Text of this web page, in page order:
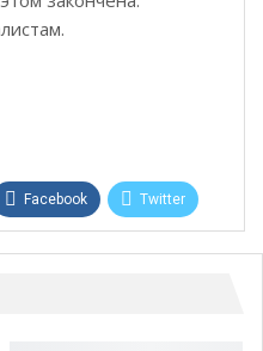
Facebook Twitter